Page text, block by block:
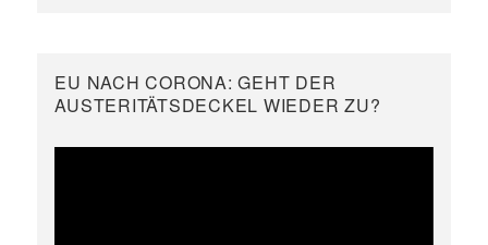
EU NACH CORONA: GEHT DER
AUSTERITÄTSDECKEL WIEDER ZU?